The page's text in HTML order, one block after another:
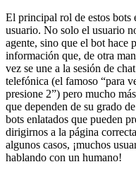
El principal rol de estos bots
usuario. No solo el usuario
agente, sino que el bot hace
información que, de otra
vez se une a la sesión de
telefónica (el famoso “para
presione 2”) pero mucho
que dependen de su grado
bots enlatados que pueden
dirigirnos a la página
algunos casos, ¡muchos
hablando con un humano!